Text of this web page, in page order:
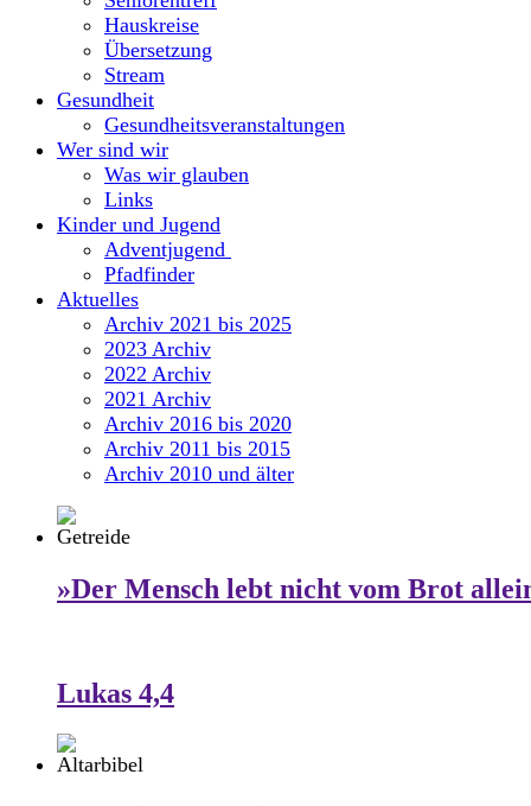
Hauskreise
Übersetzung
Stream
Gesundheit
Gesundheitsveranstaltungen
Wer sind wir
Was wir glauben
Links
Kinder und Jugend
Adventjugend
Pfadfinder
Aktuelles
Archiv 2021 bis 2025
2023 Archiv
2022 Archiv
2021 Archiv
Archiv 2016 bis 2020
Archiv 2011 bis 2015
Archiv 2010 und älter
»Der Mensch lebt nicht vom Brot
Lukas 4,4